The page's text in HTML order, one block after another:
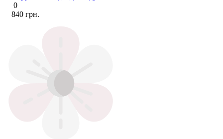
0
840 грн.